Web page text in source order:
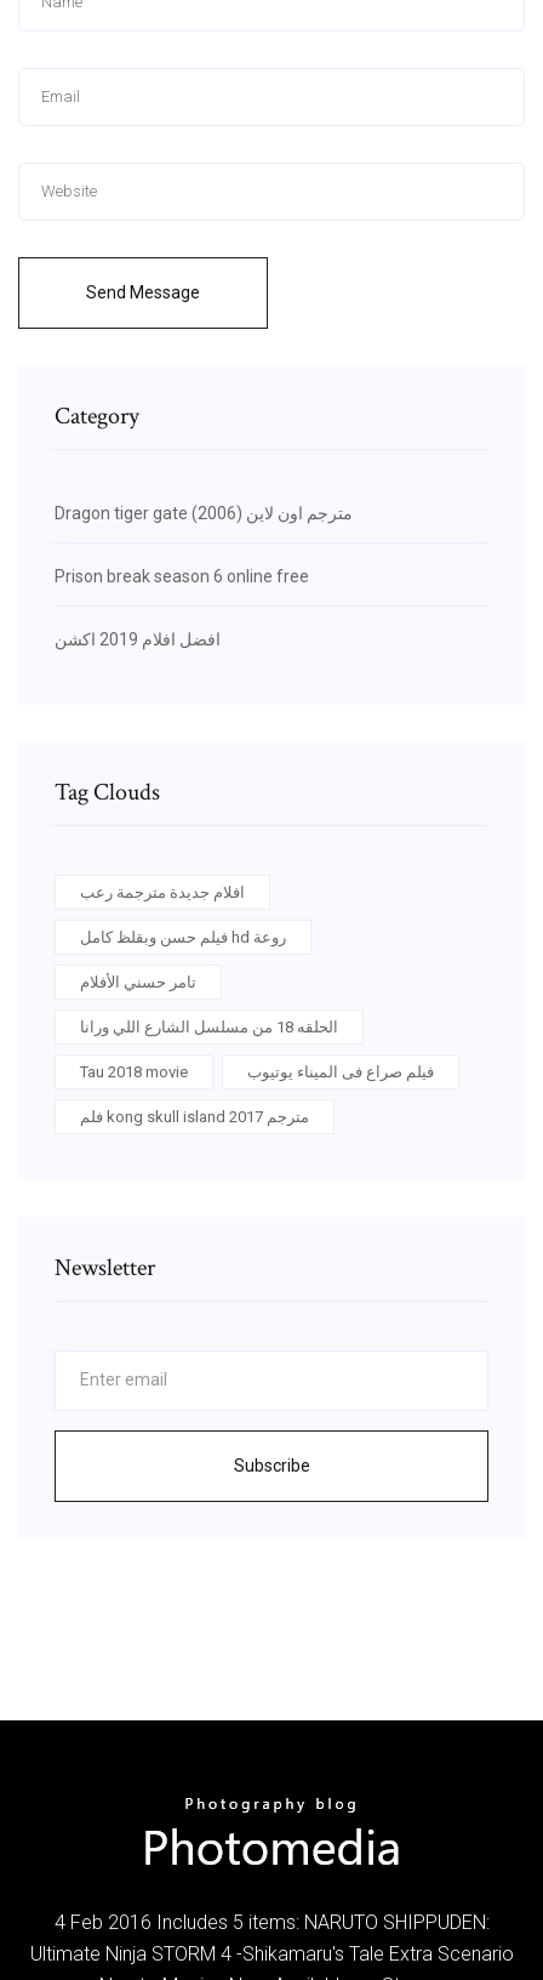
Send Message
Category
Dragon tiger gate (2006) مترجم اون لاين
Prison break season 6 online free
افضل افلام 2019 اكشن
Tag Clouds
افلام جديدة مترجمة رعب
فيلم حسن وبقلظ كامل hd روعة
تامر حسني الأفلام
الحلقه 18 من مسلسل الشارع اللي ورانا
Tau 2018 movie فيلم صراع فى الميناء يوتيوب
فلم kong skull island 2017 مترجم
Newsletter
Subscribe
4 Feb 2016 Includes 5 items: NARUTO SHIPPUDEN:
Ultimate Ninja STORM 4 -Shikamaru's Tale Extra Scenario